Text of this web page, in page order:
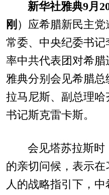
新华社雅典9月
刚 ）应希腊新民主
常委、中央纪委书记
率中共代表团对希
雅典分别会见希腊
拉马尼斯、副总理
书记斯克雷卡斯。
会见塔苏拉斯时
的亲切问候，表示
人的战略指引下，